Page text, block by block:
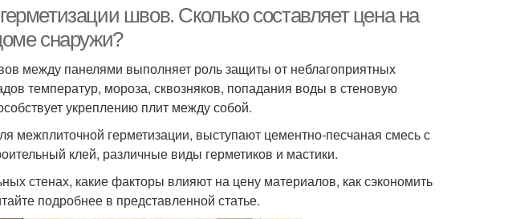
швов. Сколько составляет цена на
снаружи?
между панелями выполняет роль защиты от неблагоприятных
температур, мороза, сквозняков, попадания воды в стеновую
укреплению плит между собой.
межплиточной герметизации, выступают цементно-песчаная смесь с
клей, различные виды герметиков и мастики.
стенах, какие факторы влияют на цену материалов, как сэкономить
подробнее в представленной статье.